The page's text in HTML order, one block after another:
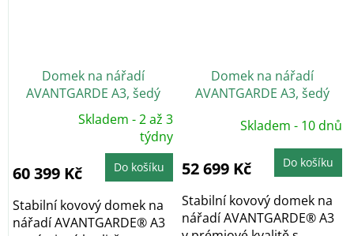
Domek na nářadí
AVANTGARDE A3, šedý
křemen, dvoukřídlé dveře
Průměrné
5,0
z
5
Skladem - 2 až 3
týdny
60 399 Kč Do košíku
Stabilní kovový domek na
nářadí AVANTGARDE® A3
Domek na nářadí
AVANTGARDE A3, šedý
Skladem - 10 dnů
52 699 Kč Do košíku
Stabilní kovový domek na
nářadí AVANTGARDE® A3